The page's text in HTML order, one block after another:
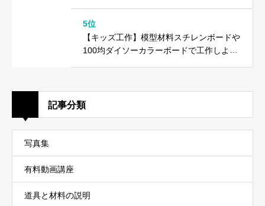
5位
【キッズ工作】模型材料スチレンボードや
100均ダイソーカラーボードで工作しよ
記事分類
写真集
有料動画講座
道具と材料の説明